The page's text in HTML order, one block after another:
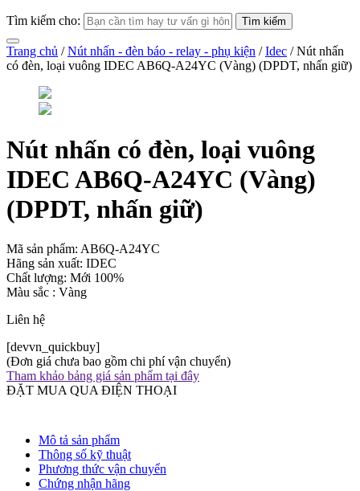
Tìm kiếm cho:
Trang chủ /Nút nhấn - đèn báo - relay - phụ kiện /Idec / Nút nhấn
có đèn, loại vuông IDEC AB6Q-A24YC (Vàng) (DPDT, nhấn giữ)
Nút nhấn có đèn, loại vuông
IDEC AB6Q-A24YC (Vàng)
(DPDT, nhấn giữ)
Mã sản phẩm: AB6Q-A24YC
Hãng sản xuất: IDEC
Chất lượng: Mới 100%
Màu sắc : Vàng
Liên hệ
[devvn_quickbuy]
(Đơn giá chưa bao gồm chi phí vận chuyển)
Tham khảo bảng giá sản phẩm tại đây
ĐẶT MUA QUA ĐIỆN THOẠI
Mô tả sản phẩm
Thông số kỹ thuật
Phương thức vận chuyển
Chứng nhận hãng